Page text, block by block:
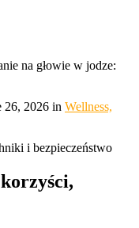
na głowie w jodze:
26, 2026 in Wellness,